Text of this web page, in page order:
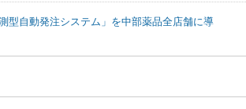
型自動発注システム」を中部薬品全店舗に導